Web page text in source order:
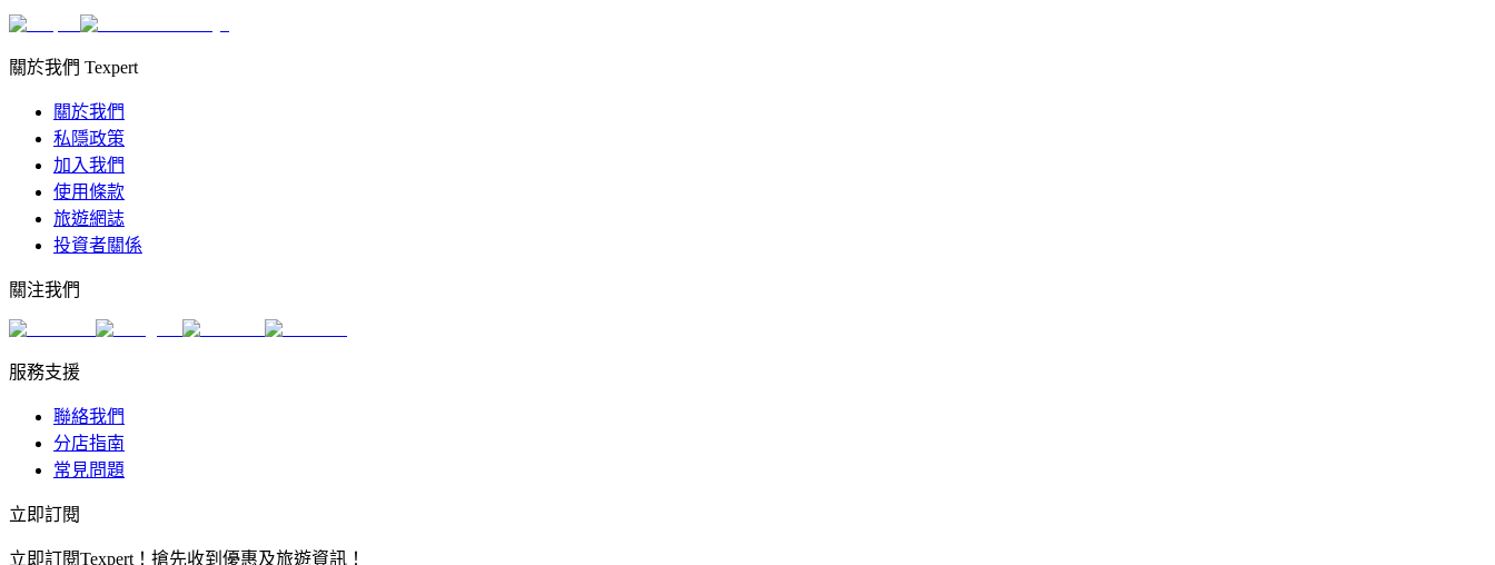
關於我們 Texpert
關於我們
私隱政策
加入我們
使用條款
旅遊網誌
投資者關係
關注我們
服務支援
聯絡我們
分店指南
常見問題
立即訂閱
立即訂閱Texpert！搶先收到優惠及旅遊資訊！